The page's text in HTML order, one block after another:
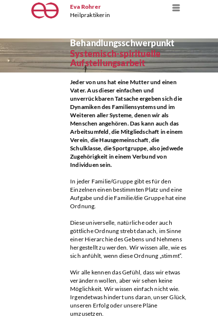
Eva Rohrer
Heilpraktikerin
Menü
Behandlungsschwerpunkt
Systemisch-spirituelle
Aufstellungsarbeit
Jeder von uns hat eine Mutter und einen
Vater. Aus dieser einfachen und
unverrückbaren Tatsache ergeben sich die
Dynamiken des Familiensystems und im
Weiteren aller Systeme, denen wir als
Menschen angehören. Das kann auch das
Arbeitsumfeld, die Mitgliedschaft in einem
Verein, die Hausgemeinschaft, die
Schulklasse, die Sportgruppe, also jedwede
Zugehörigkeit in einem Verbund von
Individuen sein.
In jeder Familie/Gruppe gibt es für den
Einzelnen einen bestimmten Platz und eine
Aufgabe und die Familie/die Gruppe hat eine
Ordnung.
Diese universelle, natürliche oder auch
göttliche Ordnung strebt danach, im Sinne
einer Hierarchie des Gebens und Nehmens
hergestellt zu werden. Wir wissen alle, wie es
sich anfühlt, wenn diese Ordnung „stimmt“.
Wir alle kennen das Gefühl, dass wir etwas
verändern wollen, aber wir sehen keine
Möglichkeit. Wir wissen einfach nicht wie.
Irgendetwas hindert uns daran, unser Glück,
unseren Erfolg oder unsere Pläne
umzusetzen.